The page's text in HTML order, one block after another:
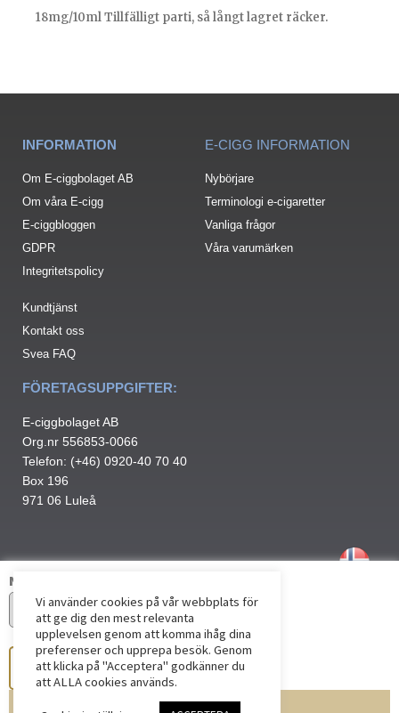
Nikotinstyrka
18mg/10ml Tillfälligt parti, så långt lagret räcker.
INFORMATION
Om E-ciggbolaget AB
Om våra E-cigg
E-ciggbloggen
GDPR
Integritetspolicy
Kundtjänst
Kontakt oss
Svea FAQ
E-CIGG INFORMATION
Nybörjare
Terminologi e-cigaretter
Vanliga frågor
Våra varumärken
FÖRETAGSUPPGIFTER:
E-ciggbolaget AB
Org.nr 556853-0066
Telefon: (+46) 0920-40 70 40
Box 196
971 06 Luleå
Vi använder cookies på vår webbplats för
att ge dig den mest relevanta
upplevelsen genom att komma ihåg dina
preferenser och upprepa besök. Genom
att klicka på "Acceptera" godkänner du
att ALLA cookies används.